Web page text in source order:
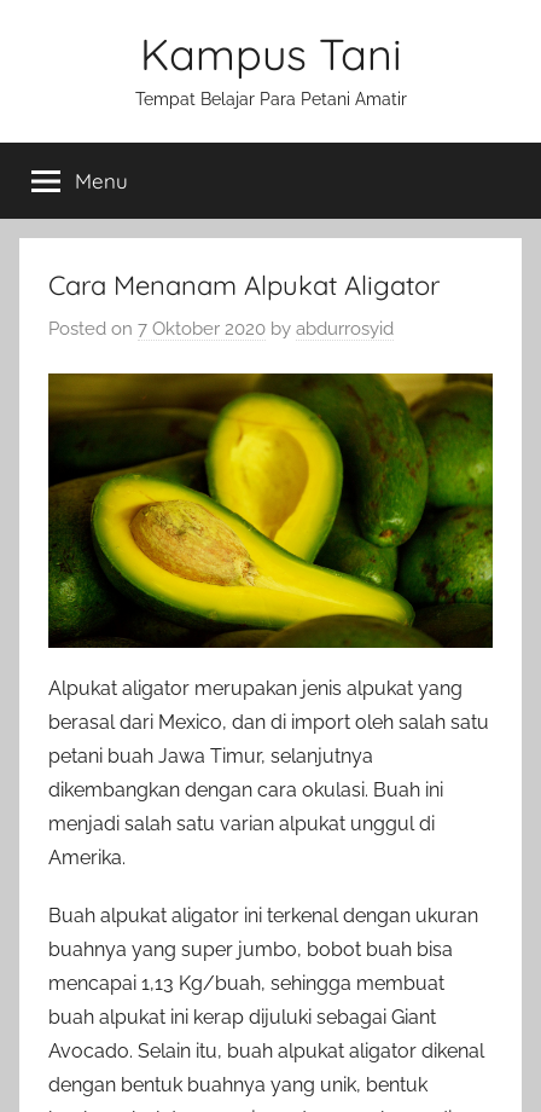
Kampus Tani
Tempat Belajar Para Petani Amatir
Menu
Cara Menanam Alpukat Aligator
Posted on 7 Oktober 2020 by abdurrosyid
Alpukat aligator merupakan jenis alpukat yang
berasal dari Mexico, dan di import oleh salah satu
petani buah Jawa Timur, selanjutnya
dikembangkan dengan cara okulasi. Buah ini
menjadi salah satu varian alpukat unggul di
Amerika.
Buah alpukat aligator ini terkenal dengan ukuran
buahnya yang super jumbo, bobot buah bisa
mencapai 1,13 Kg/buah, sehingga membuat
buah alpukat ini kerap dijuluki sebagai Giant
Avocado. Selain itu, buah alpukat aligator dikenal
dengan bentuk buahnya yang unik, bentuk